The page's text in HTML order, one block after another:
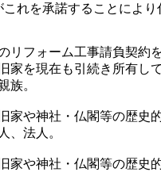
れを承諾することにより
リフォーム工事請負契約
家を現在も引続き所有し
族。
家や神社・仏閣等の歴史
、法人。
家や神社・仏閣等の歴史